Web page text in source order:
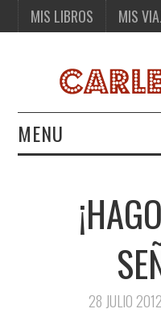
MIS LIBROS MIS
MENU
MIS VIAJES
28 JULIO 2012